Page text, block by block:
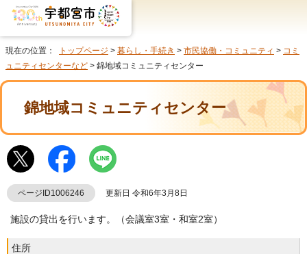
現在の位置： トップページ > 暮らし・手続き > 市民協働・コミュニティ > コミ
ュニティセンターなど > 錦地域コミュニティセンター
錦地域コミュニティセンター
ページID1006246 更新日 令和6年3月8日
施設の貸出を行います。（会議室3室・和室2室）
住所